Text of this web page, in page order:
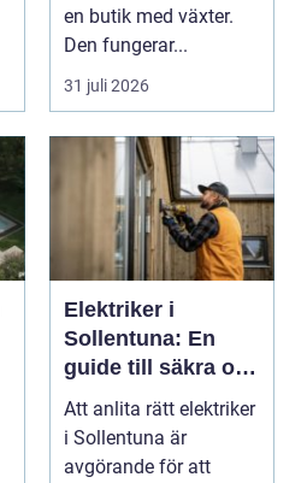
en butik med växter.
Den fungerar...
31 juli 2026
Elektriker i
Sollentuna: En
guide till säkra och
pålitliga
elinstallationer
Att anlita rätt elektriker
i Sollentuna är
avgörande för att